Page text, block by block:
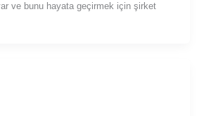
ve bunu hayata geçirmek için şirket